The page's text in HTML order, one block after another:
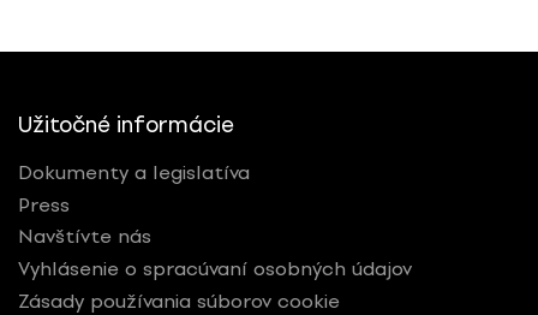
Užitočné informácie
Dokumenty a legislatíva
Press
Navštívte nás
Vyhlásenie o spracúvaní osobných údajov
Zásady používania súborov cookie